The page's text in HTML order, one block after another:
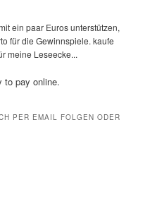
ein paar Euros unterstützen,
für die Gewinnspiele. kaufe
meine Leseecke...
PER EMAIL FOLGEN ODER